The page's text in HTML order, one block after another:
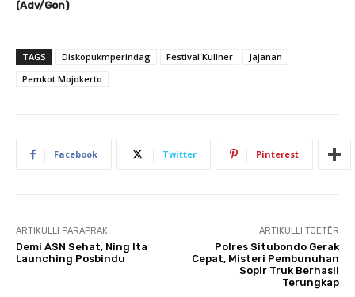
(Adv/Gon)
TAGS Diskopukmperindag Festival Kuliner
Jajanan
Pemkot Mojokerto
Facebook Twitter Pinterest
ARTIKULLI PARAPRAK
Demi ASN Sehat, Ning Ita
Launching Posbindu
ARTIKULLI TJETËR
Polres Situbondo Gerak
Cepat, Misteri Pembunuhan
Sopir Truk Berhasil
Terungkap